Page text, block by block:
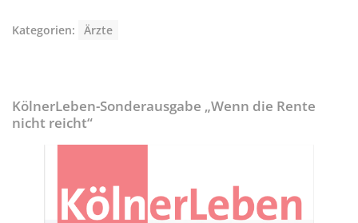
Kategorien: Ärzte
KölnerLeben-Sonderausgabe „Wenn die Rente
nicht reicht“